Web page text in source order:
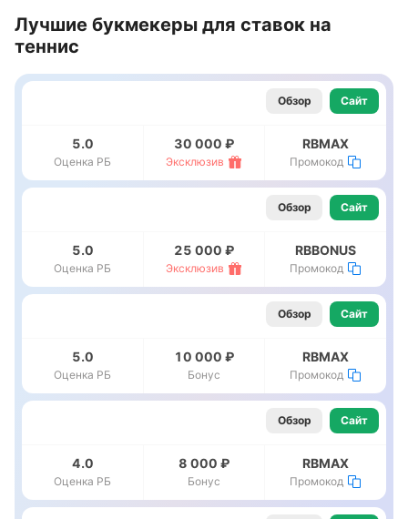
Лучшие букмекеры для ставок на
теннис
Обзор Сайт
5.0
Оценка РБ
30 000 ₽
Эксклюзив
RBMAX
Промокод
Обзор Сайт
5.0
Оценка РБ
25 000 ₽
Эксклюзив
RBBONUS
Промокод
Обзор Сайт
5.0
Оценка РБ
10 000 ₽
Бонус
RBMAX
Промокод
Обзор Сайт
4.0
Оценка РБ
8 000 ₽
Бонус
RBMAX
Промокод